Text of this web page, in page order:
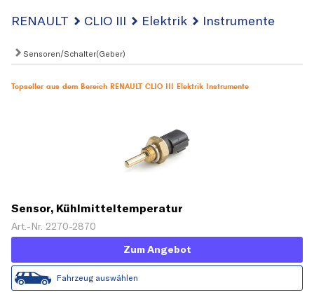
RENAULT CLIO III Elektrik Instrumente
Sensoren/Schalter(Geber)
Topseller aus dem Bereich RENAULT CLIO III Elektrik Instrumente
Sensor, Kühlmitteltemperatur
Art.-Nr. 2270-2870
Zum Angebot
Fahrzeug auswählen